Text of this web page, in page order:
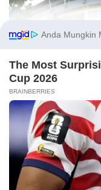
9 Agustus 2026
Menyelamatkan
3 Agustus 2026
Ketika DPR
Kekuasaan?